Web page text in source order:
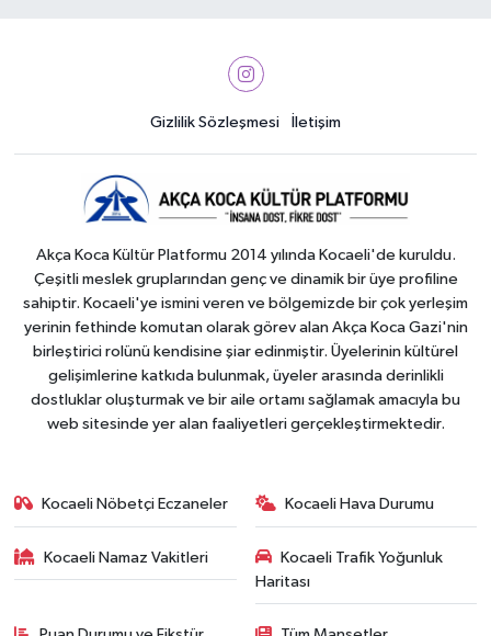
Gizlilik Sözleşmesi İletişim
Akça Koca Kültür Platformu 2014 yılında Kocaeli'de kuruldu.
Çeşitli meslek gruplarından genç ve dinamik bir üye profiline
sahiptir. Kocaeli'ye ismini veren ve bölgemizde bir çok yerleşim
yerinin fethinde komutan olarak görev alan Akça Koca Gazi'nin
birleştirici rolünü kendisine şiar edinmiştir. Üyelerinin kültürel
gelişimlerine katkıda bulunmak, üyeler arasında derinlikli
dostluklar oluşturmak ve bir aile ortamı sağlamak amacıyla bu
web sitesinde yer alan faaliyetleri gerçekleştirmektedir.
Kocaeli Nöbetçi Eczaneler Kocaeli Hava Durumu
Kocaeli Namaz Vakitleri
Kocaeli Trafik Yoğunluk
Haritası